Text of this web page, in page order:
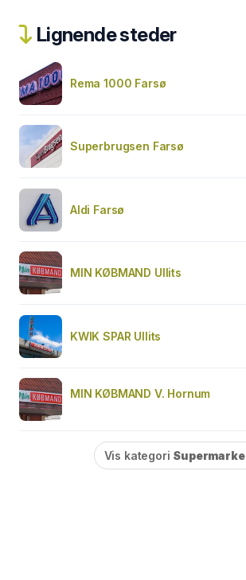
Lignende steder
Rema 1000 Farsø
Superbrugsen Farsø
Aldi Farsø
MIN KØBMAND Ullits
KWIK SPAR Ullits
MIN KØBMAND V. Hornum
Vis kategori